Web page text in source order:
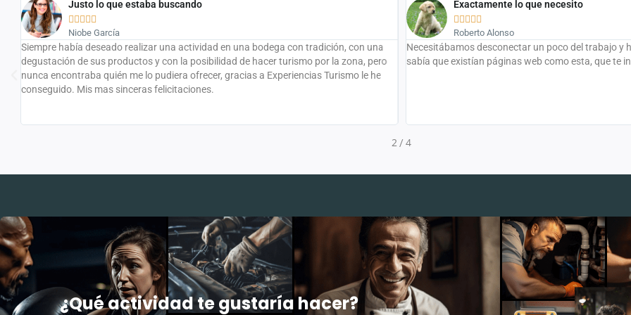
Justo lo que estaba buscando
    
Niobe García
Siempre había deseado realizar una actividad en una bodega con tradición, con una
degustación de sus productos y con la posibilidad de hacer turismo por la zona, pero
nunca encontraba quién me lo pudiera ofrecer, gracias a Experiencias Turismo le he
conseguido. Mis mas sinceras felicitaciones.
Exactamente lo que necesito
    
Roberto Alonso
Necesitábamos desconectar un poco del trabajo y
sabía que existían páginas web como esta, que te
2 / 4
¿Qué actividad te gustaría hacer?